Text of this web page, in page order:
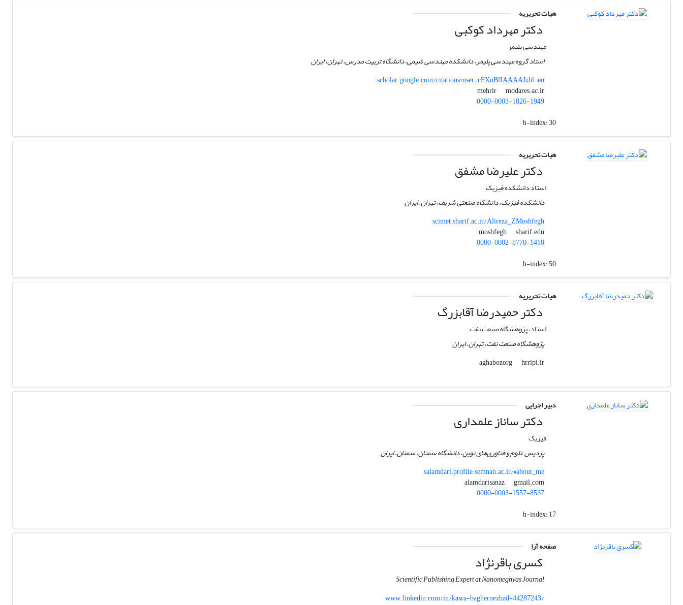
هیات تحریریه
دکتر مهرداد کوکبی
مهندسی پلیمر
استاد گروه مهندسی پلیمر، دانشکده مهندسی شیمی، دانشگاه تربیت مدرس، تهران، ایران
scholar.google.com/citations?user=cFXnBlIAAAAJ&hl=en
mehrir
modares.ac.ir
0000-0003-1826-1949
h-index:30
هیات تحریریه
دکتر علیرضا مشفق
استاد دانشکده فیزیک
دانشکده فیزیک، دانشگاه صنعتی شریف، تهران، ایران
scimet.sharif.ac.ir/Alireza_ZMoshfegh
moshfegh
sharif.edu
0000-0002-8770-1410
h-index:50
هیات تحریریه
دکتر حمیدرضا آقابزرگ
استاد، پژوهشگاه صنعت نفت
پژوهشگاه صنعت نفت، تهران، ایران
aghabozorg
hrripi.ir
دبیر اجرایی
دکتر ساناز علمداری
فیزیک
پردیس علوم و فناوری‌های نوین، دانشگاه سمنان، سمنان، ایران
salamdari.profile.semnan.ac.ir/#about_me
alamdarisanaz
gmail.com
0000-0003-1557-8537
h-index:17
صفحه آرا
کسری باقرنژاد
Scientific Publishing Expert at Nanomeghyas Journal
www.linkedin.com/in/kasra-baghernezhad-44287243/